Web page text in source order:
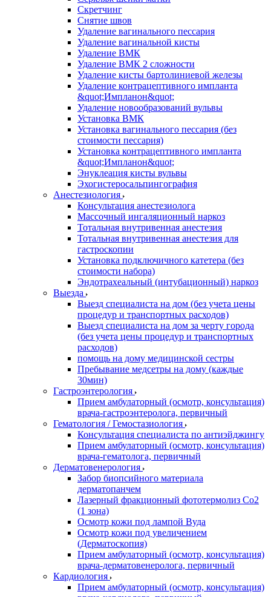
Скретчинг
Снятие швов
Удаление вагинального пессария
Удаление вагинальной кисты
Удаление ВМК
Удаление ВМК 2 сложности
Удаление кисты бартолиниевой железы
Удаление контрацептивного импланта
&quot;Импланон&quot;
Удаление новообразований вульвы
Установка ВМК
Установка вагинального пессария (без
стоимости пессария)
Установка контрацептивного импланта
&quot;Импланон&quot;
Энуклеация кисты вульвы
Эхогистеросальпингография
Анестезиология
Консультация анестезиолога
Массочный ингаляционный наркоз
Тотальная внутривенная анестезия
Тотальная внутривенная анестезия для
гастроскопии
Установка подключичного катетера (без
стоимости набора)
Эндотрахеальный (интубационный) наркоз
Выезда
Выезд специалиста на дом (без учета цены
процедур и транспортных расходов)
Выезд специалиста на дом за черту города
(без учета цены процедур и транспортных
расходов)
помощь на дому медицинской сестры
Пребывание медсетры на дому (каждые
30мин)
Гастроэнтерология
Прием амбулаторный (осмотр, консультация)
врача-гастроэнтеролога, первичный
Гематология / Гемостазиология
Консультация специалиста по антиэйджингу
Прием амбулаторный (осмотр, консультация)
врача-гематолога, первичный
Дерматовенерология
Забор биопсийного материала
дерматопанчем
Лазерный фракционный фототермолиз Со2
(1 зона)
Осмотр кожи под лампой Вуда
Осмотр кожи под увеличением
(Дерматоскопия)
Прием амбулаторный (осмотр, консультация)
врача-дерматовенеролога, первичный
Кардиология
Прием амбулаторный (осмотр, консультация)